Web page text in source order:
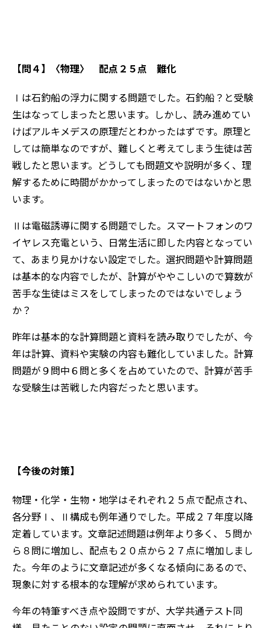
【問４】
〈物理〉 配点２５点 難化
Ⅰは石釣船の浮力に関する問題でした。石釣船？と受験
生はなってしまったと思います。しかし、読み進めてい
けばアルキメデスの原理だとわかったはずです。原理と
しては簡単なのですが、難しくと考えてしまう生徒は苦
戦したと思います。どうしても問題文や説明が多く、理
解するために時間がかかってしまったのではないかと思
います。
Ⅱは電磁誘導に関する問題でした。スマートフォンのワ
イヤレス充電という、日常生活に即した内容となってい
て、あまり見かけない設定でした。選択問題や計算問題
は基本的な内容でしたが、計算がややこしいので算数が
苦手な生徒はミスをしてしまったのではないでしょう
か？
昨年は基本的な計算問題と資料を読み取りでしたが、今
年は計算、資料や実験の内容も難化していました。計算
問題が９問中６問と多くを占めていたので、計算が苦手
な受験生は苦戦した内容だったと思います。
【今後の対策】
物理・化学・生物・地学はそれぞれ２５点で配点され、
各分野Ⅰ、Ⅱ構成も例年通りでした。平成２７年度以降
定着しています。文章記述問題は例年より多く、５問か
ら８問に増加し、配点も２０点から２７点に増加しまし
た。今年のように文章記述が多くなる傾向にあるので、
現象に対する根本的な理解が求められています。
今年の特筆すべき点や設問ですが、大学共通テスト同